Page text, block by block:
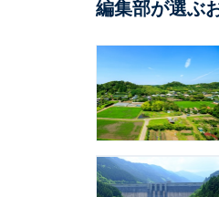
編集部が選ぶ